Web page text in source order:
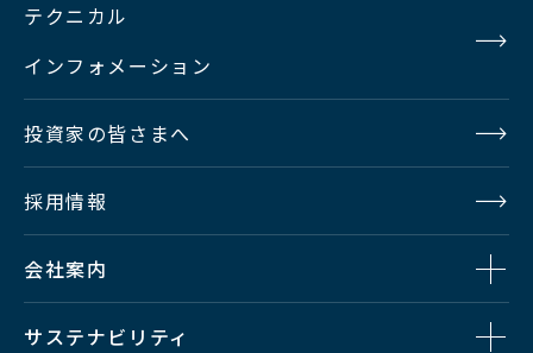
テクニカル
インフォメーション
投資家の皆さまへ
採用情報
会社案内
サステナビリティ